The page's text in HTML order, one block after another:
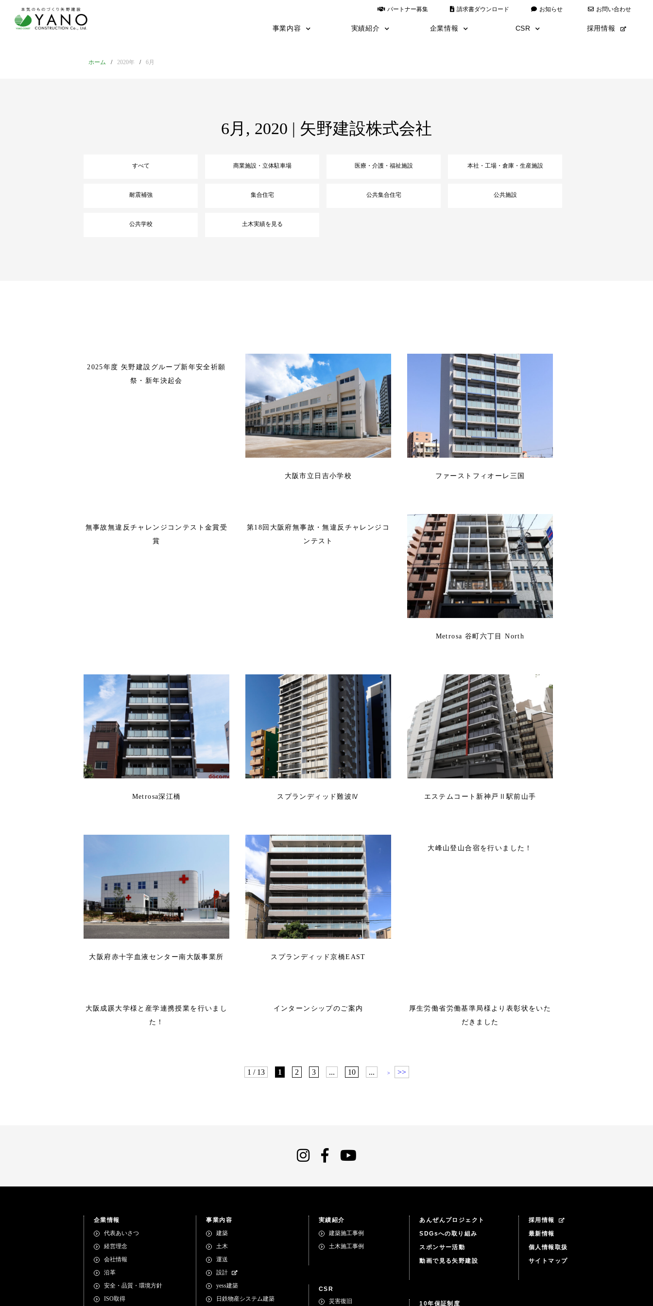
事業内容 実績紹介 企業情報 CSR 採用情報
パートナー募集 請求書ダウンロード お知らせ お問い合わせ
ホーム 2020年 6月
6月, 2020 | 矢野建設株式会社
すべて 商業施設・立体駐車場 医療・介護・福祉施設 本社・工場・倉庫・生産施設
耐震補強 集合住宅 公共集合住宅 公共施設
公共学校 土木実績を見る
2025年度 矢野建設グループ新年安全祈願
祭・新年決起会
大阪市立日吉小学校 ファーストフィオーレ三国
無事故無違反チャレンジコンテスト金賞受
賞
第18回大阪府無事故・無違反チャレンジコ
ンテスト
Metrosa 谷町六丁目 North
Metrosa深江橋 スプランディッド難波Ⅳ エステムコート新神戸Ⅱ駅前山手
大阪府赤十字血液センター南大阪事業所 スプランディッド京橋EAST
大峰山登山合宿を行いました！
大阪成蹊大学様と産学連携授業を行いまし
た！
インターンシップのご案内
厚生労働省労働基準局様より表彰状をいた
だきました
1 / 13 1 2 3 ... 10 ... > >>
企業情報
代表あいさつ
経営理念
会社情報
沿革
安全・品質・環境方針
ISO取得
事業内容
建築
土木
運送
設計
yess建築
日鉄物産システム建築
実績紹介
建築施工事例
土木施工事例
CSR
災害復旧
あんぜんプロジェクト
SDGsへの取り組み
スポンサー活動
動画で見る矢野建設
10年保証制度
採用情報
最新情報
個人情報取扱
サイトマップ